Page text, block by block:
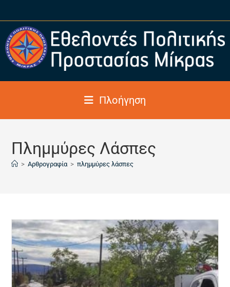
Πλοήγηση
Πλημμύρες Λάσπες
> Αρθρογραφία > πλημμύρες λάσπες